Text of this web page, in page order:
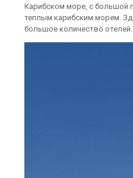
Карибском море, с большой
теплым карибским морем.
большое количество отелей.